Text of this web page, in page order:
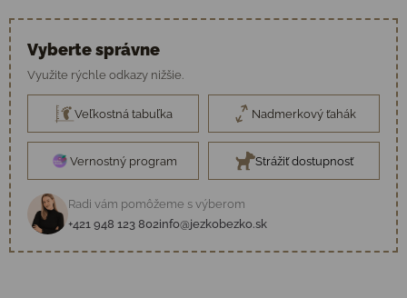
Vyberte správne
Využite rýchle odkazy nižšie.
Veľkostná tabuľka Nadmerkový ťahák
Vernostný program Strážiť dostupnosť
Radi vám pomôžeme s výberom
+421 948 123 802info@jezkobezko.sk